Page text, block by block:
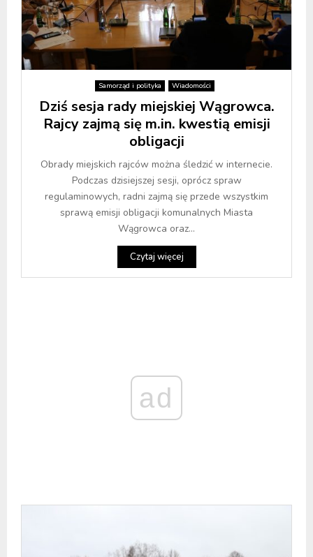
Samorząd i polityka Wiadomości
Dziś sesja rady miejskiej Wągrowca.
Rajcy zajmą się m.in. kwestią emisji
obligacji
Obrady miejskich rajców można śledzić w internecie.
Podczas dzisiejszej sesji, oprócz spraw
regulaminowych, radni zajmą się przede wszystkim
sprawą emisji obligacji komunalnych Miasta
Wągrowca oraz...
Czytaj więcej
ad